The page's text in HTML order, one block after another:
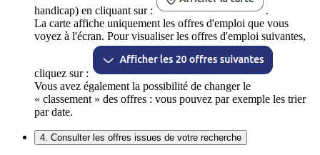
handicap) en cliquant sur :
.
La carte affiche uniquement les offres d'emploi que vous
voyez à l'écran. Pour visualiser les offres d'emploi suivantes,
cliquez sur :
Vous avez également la possibilité de changer le
« classement » des offres : vous pouvez par exemple les trier
par date.
4. Consulter les offres issues de votre recherche